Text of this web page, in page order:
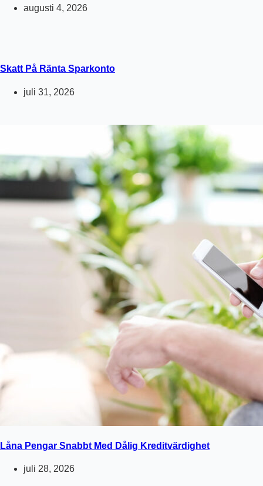
augusti 4, 2026
Skatt På Ränta Sparkonto
juli 31, 2026
Låna Pengar Snabbt Med Dålig Kreditvärdighet
juli 28, 2026